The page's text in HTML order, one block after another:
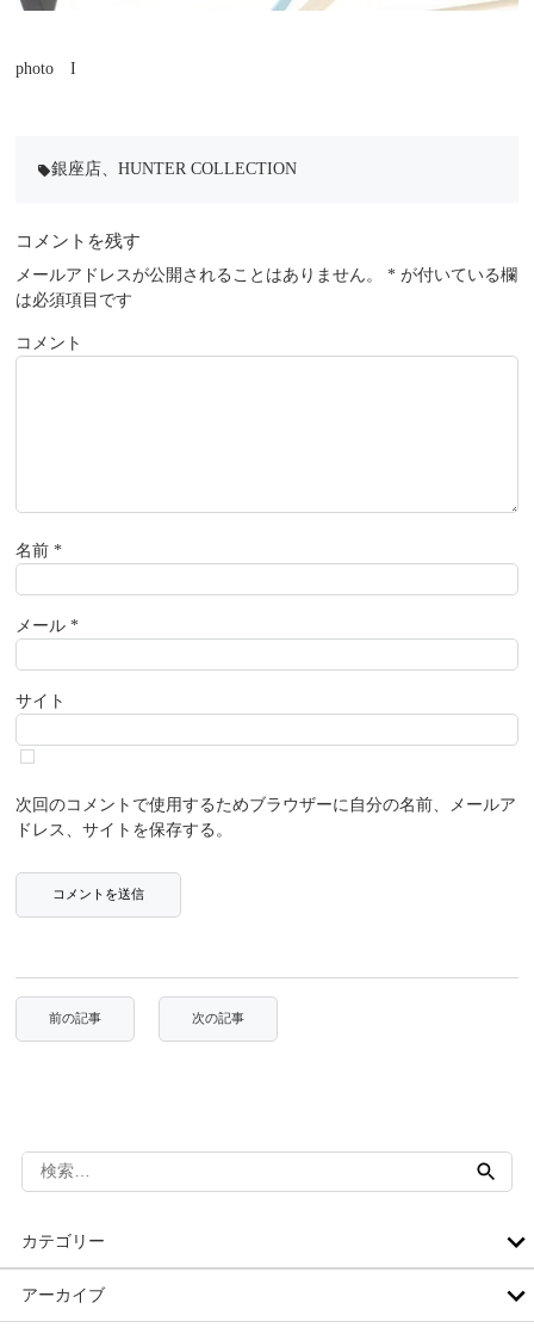
photo I
local_offer銀座店、HUNTER COLLECTION
コメントを残す
メールアドレスが公開されることはありません。 * が付いている欄
は必須項目です
コメント
名前*
メール*
サイト
次回のコメントで使用するためブラウザーに自分の名前、メールア
ドレス、サイトを保存する。
検
カテゴリー
アーカイブ